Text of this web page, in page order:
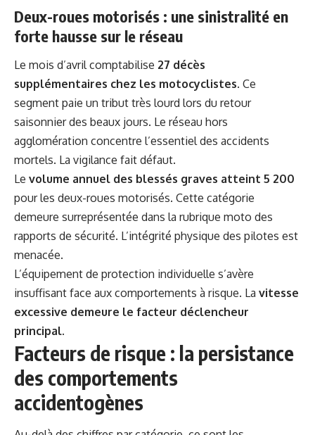
Deux-roues motorisés : une sinistralité en
forte hausse sur le réseau
Le mois d’avril comptabilise 27 décès
supplémentaires chez les motocyclistes. Ce
segment paie un tribut très lourd lors du retour
saisonnier des beaux jours. Le réseau hors
agglomération concentre l’essentiel des accidents
mortels. La vigilance fait défaut.
Le volume annuel des blessés graves atteint 5 200
pour les deux-roues motorisés. Cette catégorie
demeure surreprésentée dans la rubrique moto des
rapports de sécurité. L’intégrité physique des pilotes est
menacée.
L’équipement de protection individuelle s’avère
insuffisant face aux comportements à risque. La vitesse
excessive demeure le facteur déclencheur
principal.
Facteurs de risque : la persistance
des comportements
accidentogènes